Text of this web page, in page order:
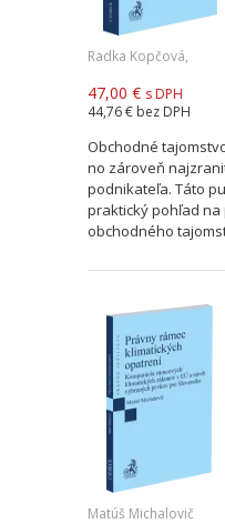
Radka Kopčová,
47,00 € s DPH
44,76 € bez DPH
Obchodné
no zároveň
podnikateľa. Táto
praktický pohľad
obchodného
Matúš Michalovič